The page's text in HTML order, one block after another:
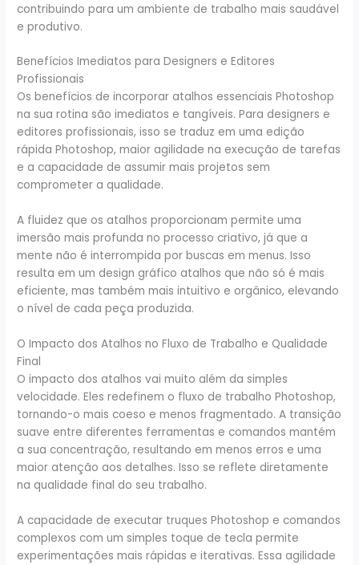
contribuindo para um ambiente de trabalho mais saudável
e produtivo.
Benefícios Imediatos para Designers e Editores
Profissionais
Os benefícios de incorporar atalhos essenciais Photoshop
na sua rotina são imediatos e tangíveis. Para designers e
editores profissionais, isso se traduz em uma edição
rápida Photoshop, maior agilidade na execução de tarefas
e a capacidade de assumir mais projetos sem
comprometer a qualidade.
A fluidez que os atalhos proporcionam permite uma
imersão mais profunda no processo criativo, já que a
mente não é interrompida por buscas em menus. Isso
resulta em um design gráfico atalhos que não só é mais
eficiente, mas também mais intuitivo e orgânico, elevando
o nível de cada peça produzida.
O Impacto dos Atalhos no Fluxo de Trabalho e Qualidade
Final
O impacto dos atalhos vai muito além da simples
velocidade. Eles redefinem o fluxo de trabalho Photoshop,
tornando-o mais coeso e menos fragmentado. A transição
suave entre diferentes ferramentas e comandos mantém
a sua concentração, resultando em menos erros e uma
maior atenção aos detalhes. Isso se reflete diretamente
na qualidade final do seu trabalho.
A capacidade de executar truques Photoshop e comandos
complexos com um simples toque de tecla permite
experimentações mais rápidas e iterativas. Essa agilidade